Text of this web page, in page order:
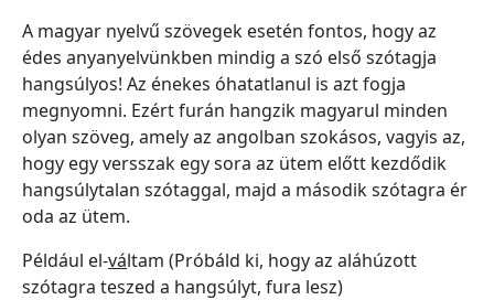
A magyar nyelvű szövegek esetén fontos, hogy az
édes anyanyelvünkben mindig a szó első szótagja
hangsúlyos! Az énekes óhatatlanul is azt fogja
megnyomni. Ezért furán hangzik magyarul minden
olyan szöveg, amely az angolban szokásos, vagyis az,
hogy egy versszak egy sora az ütem előtt kezdődik
hangsúlytalan szótaggal, majd a második szótagra ér
oda az ütem.
Például el-váltam (Próbáld ki, hogy az aláhúzott
szótagra teszed a hangsúlyt, fura lesz)